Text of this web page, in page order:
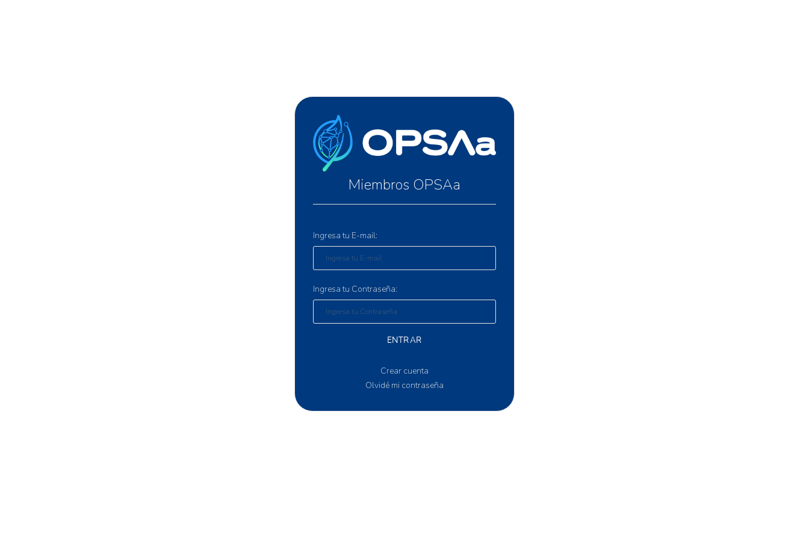
Miembros OPSAa
Ingresa tu E-mail:
Ingresa tu Contraseña:
ENTRAR
Crear cuenta
Olvidé mi contraseña